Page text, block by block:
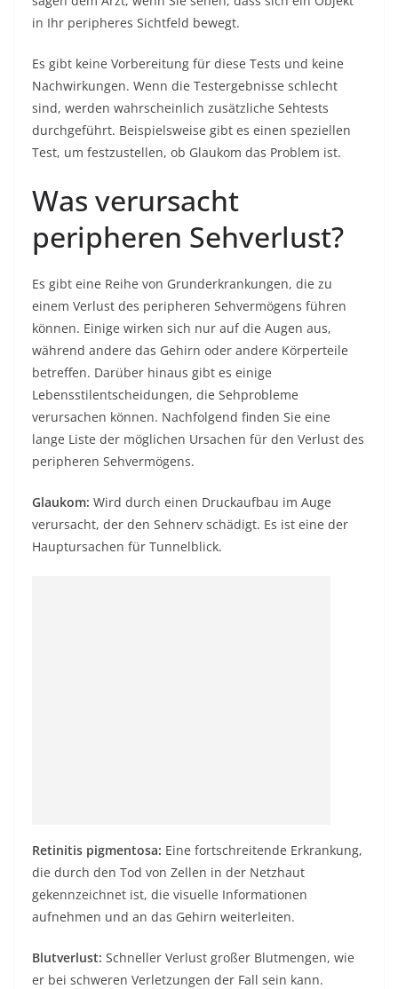
in Ihr peripheres Sichtfeld bewegt.
Es gibt keine Vorbereitung für diese Tests und keine
Nachwirkungen. Wenn die Testergebnisse schlecht
sind, werden wahrscheinlich zusätzliche Sehtests
durchgeführt. Beispielsweise gibt es einen speziellen
Test, um festzustellen, ob Glaukom das Problem ist.
Was verursacht
peripheren Sehverlust?
Es gibt eine Reihe von Grunderkrankungen, die zu
einem Verlust des peripheren Sehvermögens führen
können. Einige wirken sich nur auf die Augen aus,
während andere das Gehirn oder andere Körperteile
betreffen. Darüber hinaus gibt es einige
Lebensstilentscheidungen, die Sehprobleme
verursachen können. Nachfolgend finden Sie eine
lange Liste der möglichen Ursachen für den Verlust des
peripheren Sehvermögens.
Glaukom: Wird durch einen Druckaufbau im Auge
verursacht, der den Sehnerv schädigt. Es ist eine der
Hauptursachen für Tunnelblick.
Retinitis pigmentosa: Eine fortschreitende Erkrankung,
die durch den Tod von Zellen in der Netzhaut
gekennzeichnet ist, die visuelle Informationen
aufnehmen und an das Gehirn weiterleiten.
Blutverlust: Schneller Verlust großer Blutmengen, wie
er bei schweren Verletzungen der Fall sein kann.